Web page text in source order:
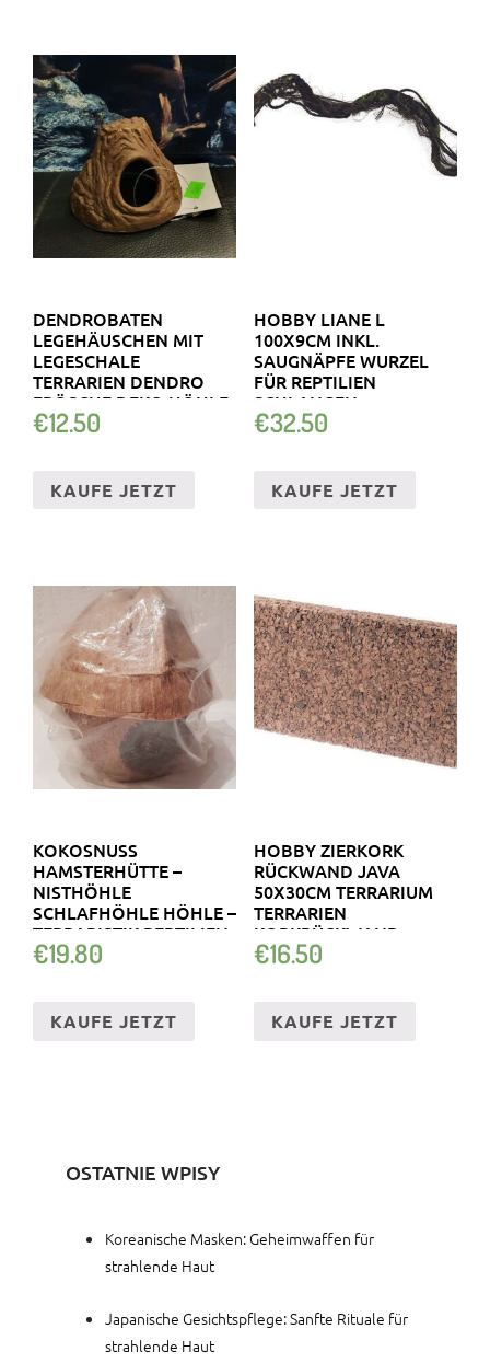
DENDROBATEN
LEGEHÄUSCHEN MIT
LEGESCHALE
TERRARIEN DENDRO
FRÖSCHE DEKO HÖHLE
€12.50
KAUFE JETZT
HOBBY LIANE L
100X9CM INKL.
SAUGNÄPFE WURZEL
FÜR REPTILIEN
SCHLANGEN
TERRARIUM
€32.50
KAUFE JETZT
KOKOSNUSS
HAMSTERHÜTTE –
NISTHÖHLE
SCHLAFHÖHLE HÖHLE –
TERRARISTIK REPTILIEN
€19.80
KAUFE JETZT
HOBBY ZIERKORK
RÜCKWAND JAVA
50X30CM TERRARIUM
TERRARIEN
KORKRÜCKWAND
REPTILIEN
€16.50
KAUFE JETZT
OSTATNIE WPISY
Koreanische Masken: Geheimwaffen für
strahlende Haut
Japanische Gesichtspflege: Sanfte Rituale für
strahlende Haut